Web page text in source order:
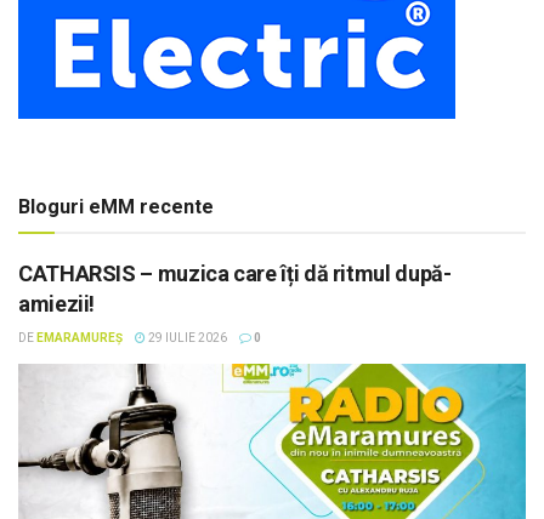
Bloguri eMM recente
CATHARSIS – muzica care îți dă ritmul după-
amiezii!
DE EMARAMUREȘ 29 IULIE 2026 0